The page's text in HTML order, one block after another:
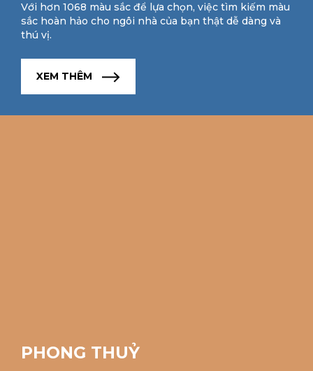
Với hơn 1068 màu sắc để lựa chọn, việc tìm kiếm màu
sắc hoàn hảo cho ngôi nhà của bạn thật dễ dàng và
thú vị.
XEM THÊM
PHONG THUỶ